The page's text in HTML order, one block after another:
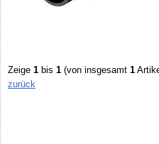
Zeige 1 bis 1 (von insgesamt 1
zurück